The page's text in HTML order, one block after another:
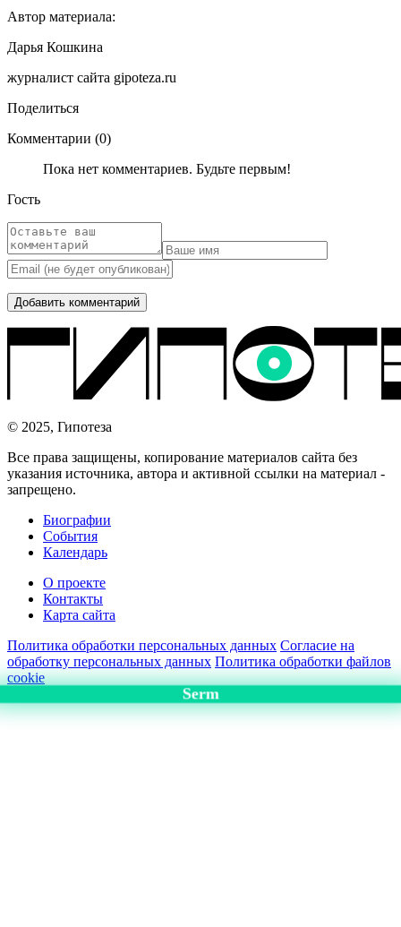
Автор материала:
Дарья Кошкина
журналист сайта gipoteza.ru
Поделиться
Комментарии (0)
Пока нет комментариев. Будьте первым!
Гость
© 2025, Гипотеза
Все права защищены, копирование материалов сайта без
указания источника, автора и активной ссылки на материал -
запрещено.
Биографии
События
Календарь
О проекте
Контакты
Карта сайта
Политика обработки персональных данных Согласие на
обработку персональных данных Политика обработки файлов
cookie
Serm